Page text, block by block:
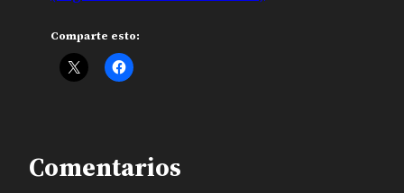
Comparte esto:
Comentarios